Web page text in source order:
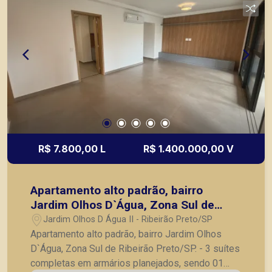
localizados na Zona Sul.
R$ 7.800,00 L R$ 1.400.000,00 V
Apartamento alto padrão, bairro
Jardim Olhos D`Água, Zona Sul de
Ribeirão Preto/SP.
Jardim Olhos D Água II - Ribeirão Preto/SP
Apartamento alto padrão, bairro Jardim Olhos
D`Água, Zona Sul de Ribeirão Preto/SP. - 3 suítes
completas em armários planejados, sendo 01